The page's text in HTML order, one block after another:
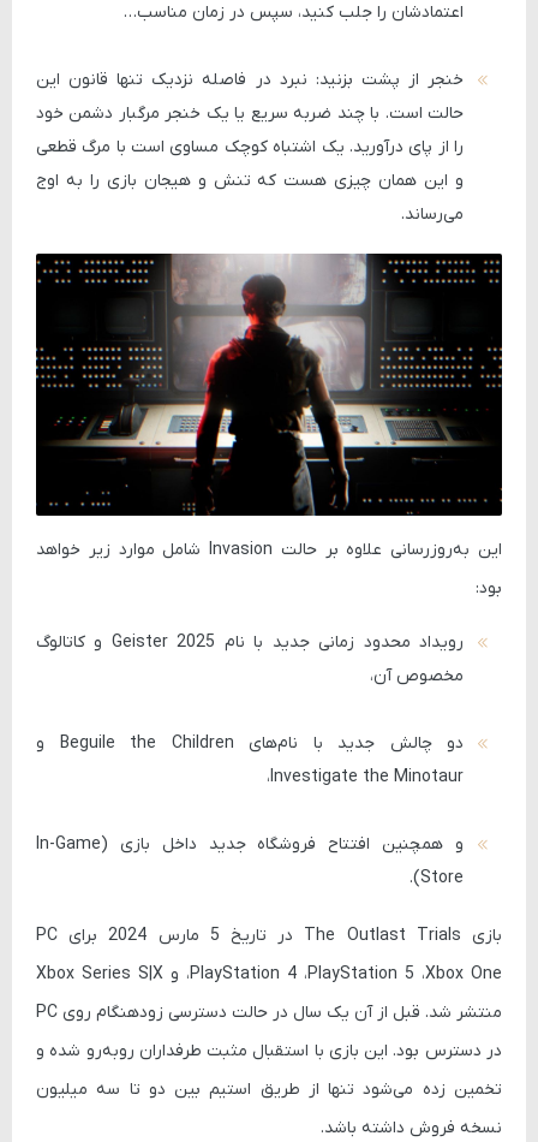
اعتمادشان را جلب کنید، سپس در زمان مناسب…
خنجر از پشت بزنید: نبرد در فاصله نزدیک تنها قانون این
حالت است. با چند ضربه سریع یا یک خنجر مرگبار دشمن خود
را از پای درآورید. یک اشتباه کوچک مساوی است با مرگ قطعی
و این همان چیزی هست که تنش و هیجان بازی را به اوج
می‌رساند.
این به‌روزرسانی علاوه بر حالت Invasion شامل موارد زیر خواهد
بود:
رویداد محدود زمانی جدید با نام Geister 2025 و کاتالوگ
مخصوص آن،
دو چالش جدید با نام‌های Beguile the Children و
Investigate the Minotaur،
و همچنین افتتاح
فروشگاه جدید داخل بازی (In-Game
Store)
.
بازی The Outlast Trials در تاریخ 5 مارس 2024 برای PC
،PlayStation 4 ،PlayStation 5 ،Xbox One و Xbox Series S|X
منتشر شد. قبل از آن یک سال در حالت دسترسی زودهنگام روی PC
در دسترس بود. این بازی با استقبال مثبت طرفداران روبه‌رو شده و
تخمین زده می‌شود تنها از طریق استیمبین دو تا سه میلیون
نسخه فروش داشته باشد.